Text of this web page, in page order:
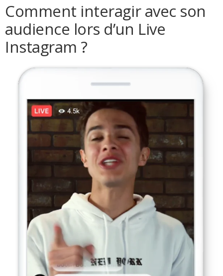
Comment interagir avec son
audience lors d’un Live
Instagram ?